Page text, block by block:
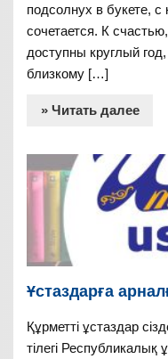
подсолнух в букете,
сочетается. К
доступны круглый
близкому […]
» Читать далее
Ұстаздарға
Құрметті ұстаздар
тілегі Республикалық